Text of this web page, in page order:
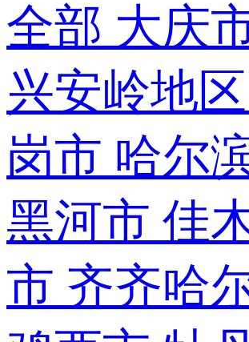
全部 大庆
兴安岭地区
岗市 哈尔
黑河市 佳
市 齐齐哈